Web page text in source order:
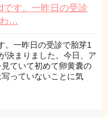
す。一昨日の受診
わ…
。一昨日の受診で胎芽1
決まりました。今日、ア
ていて初めて卵黄囊の
っていないことに気